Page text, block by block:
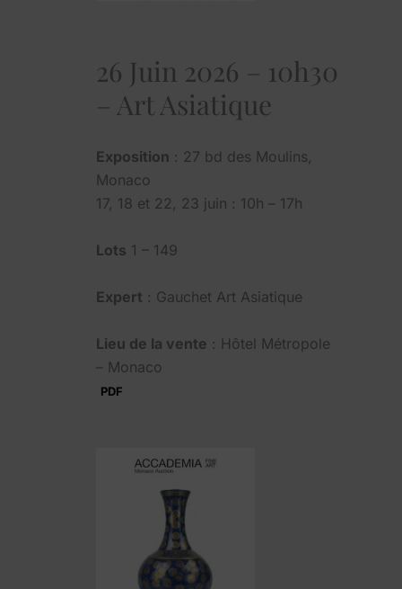
26 Juin 2026 – 10h30
– Art Asiatique
Exposition : 27 bd des Moulins,
Monaco
17, 18 et 22, 23 juin : 10h – 17h
Lots 1 – 149
Expert : Gauchet Art Asiatique
Lieu de la vente : Hôtel Métropole
– Monaco
PDF